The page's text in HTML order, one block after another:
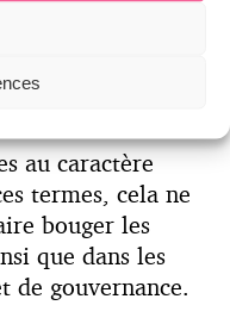
soumise à cette
et
au caractère
termes, cela ne
bouger les
que dans les
de gouvernance.